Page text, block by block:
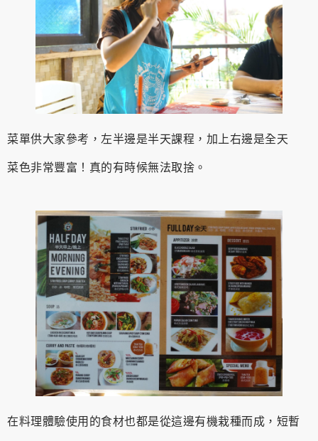
菜單供大家參考，左半邊是半天課程，加上右邊是全天
菜色非常豐富！真的有時候無法取捨。
在料理體驗使用的食材也都是從這邊有機栽種而成，短暫